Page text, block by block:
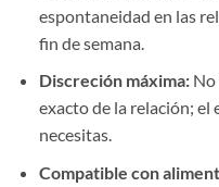
espontaneidad en las
fin de semana.
Discreción máxima:No
exacto de la relación; el
necesitas.
Compatible con